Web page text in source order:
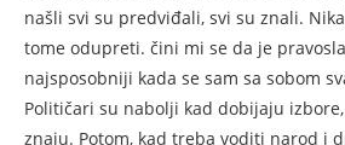
našli svi su predviđali, svi su znali.
tome odupreti. čini mi se da je
najsposobniji kada se sam sa sobom
Političari su nabolji kad dobijaju
znaju. Potom, kad treba voditi narod i